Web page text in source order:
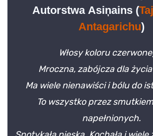
Asiņains
Autorstwa Asiņains(
Antagarichu)
Włosy koloru
Mroczna, zabójcza dla życia
Ma wiele nienawiści i bólu do
To wszystko przez
napełnionych.